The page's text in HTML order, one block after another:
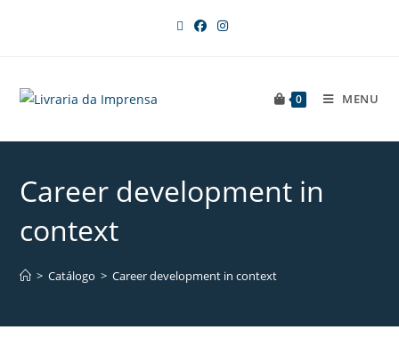
0 MENU
Career development in
context
> Catálogo > Career development in context